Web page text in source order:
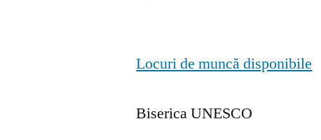
Locuri de muncă disponibile
Biserica UNESCO